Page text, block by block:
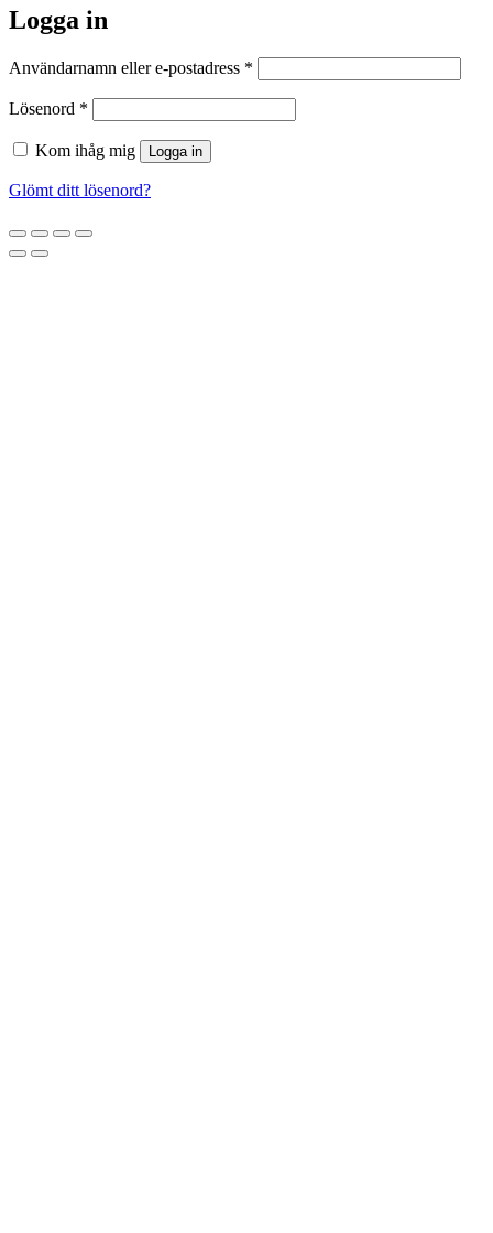
Logga in
Användarnamn eller e-postadress *
Lösenord *
Kom ihåg mig Logga in
Glömt ditt lösenord?